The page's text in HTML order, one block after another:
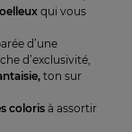
qui vous
d’une
d’exclusivité,
ton sur
colorisà assortir